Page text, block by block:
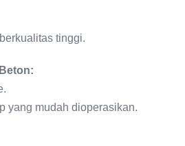
tinggi.
yang mudah dioperasikan.